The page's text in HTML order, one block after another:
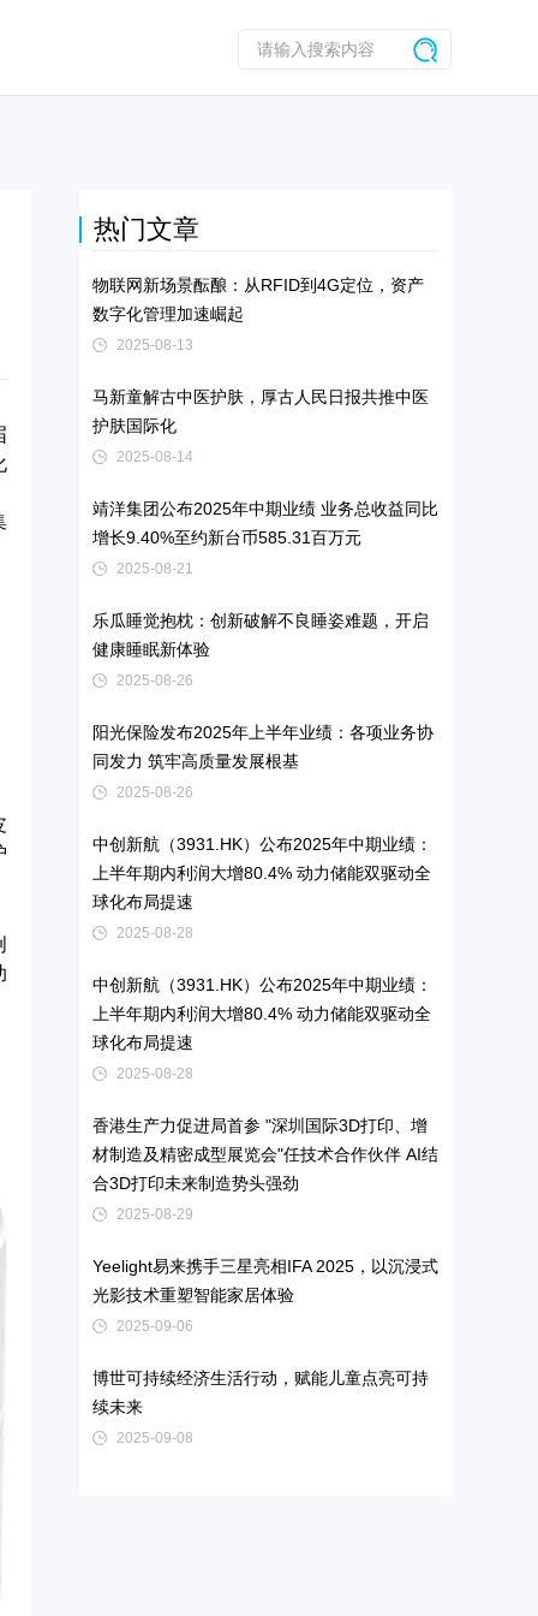
热门文章
物联网新场景酝酿：从RFID到4G定位，资产
数字化管理加速崛起
2025-08-13
马新童解古中医护肤，厚古人民日报共推中医
护肤国际化
2025-08-14
靖洋集团公布2025年中期业绩 业务总收益同比
增长9.40%至约新台币585.31百万元
2025-08-21
乐瓜睡觉抱枕：创新破解不良睡姿难题，开启
健康睡眠新体验
2025-08-26
阳光保险发布2025年上半年业绩：各项业务协
同发力 筑牢高质量发展根基
2025-08-26
中创新航（3931.HK）公布2025年中期业绩：
上半年期内利润大增80.4% 动力储能双驱动全
球化布局提速
2025-08-28
中创新航（3931.HK）公布2025年中期业绩：
上半年期内利润大增80.4% 动力储能双驱动全
球化布局提速
2025-08-28
香港生产力促进局首参 "深圳国际3D打印、增
材制造及精密成型展览会"任技术合作伙伴 AI结
合3D打印未来制造势头强劲
2025-08-29
Yeelight易来携手三星亮相IFA 2025，以沉浸式
光影技术重塑智能家居体验
2025-09-06
博世可持续经济生活行动，赋能儿童点亮可持
续未来
2025-09-08